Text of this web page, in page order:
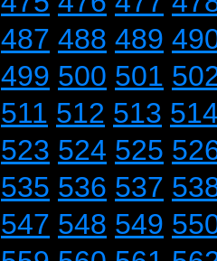
487 488 489
499 500 501
511 512 513
523 524 525
535 536 537
547 548 549